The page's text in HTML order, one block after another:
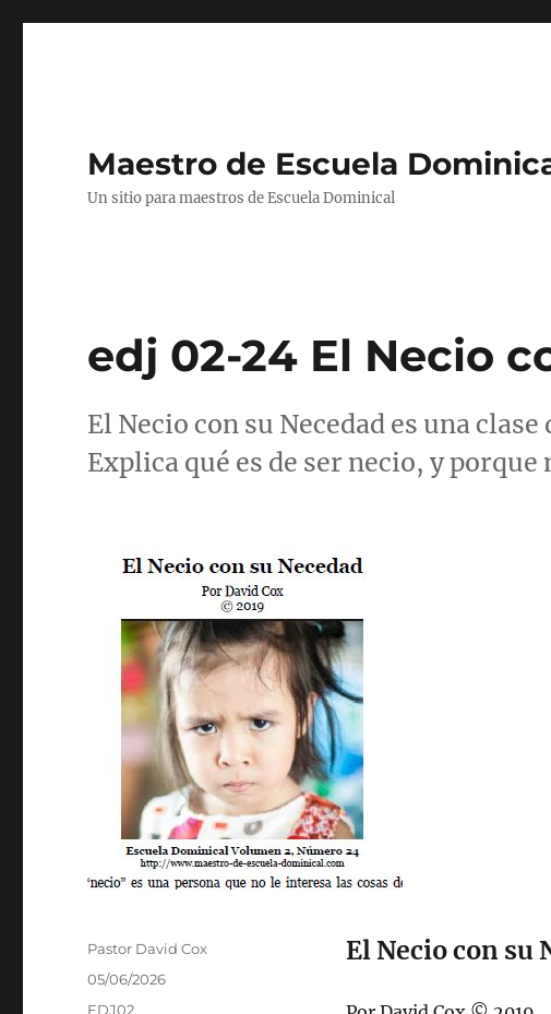
Maestro de Escuela
Un sitio para maestros de Escuela Dominical
edj 02-24 El Necio
El Necio con su Necedad es una
Explica qué es de ser necio, y porque
El Necio con su
Autor
Pastor David Cox
Publicado
05/06/2026
Categorías
EDJ02